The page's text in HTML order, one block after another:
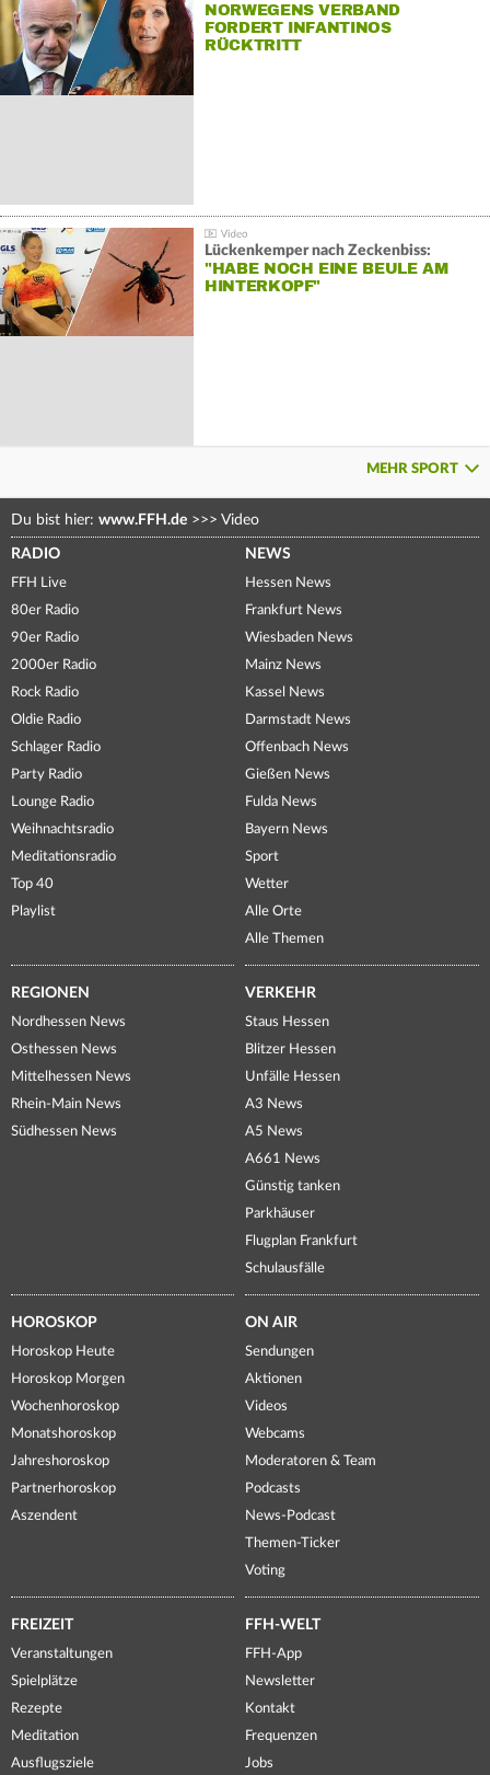
NORWEGENS VERBAND
FORDERT INFANTINOS
RÜCKTRITT
Lückenkemper nach Zeckenbiss:
"HABE NOCH EINE BEULE AM
HINTERKOPF"
MEHR SPORT
Du bist hier: www.FFH.de >>> Video
RADIO
FFH Live
80er Radio
90er Radio
2000er Radio
Rock Radio
Oldie Radio
Schlager Radio
Party Radio
Lounge Radio
Weihnachtsradio
Meditationsradio
Top 40
Playlist
NEWS
Hessen News
Frankfurt News
Wiesbaden News
Mainz News
Kassel News
Darmstadt News
Offenbach News
Gießen News
Fulda News
Bayern News
Sport
Wetter
Alle Orte
Alle Themen
REGIONEN
Nordhessen News
Osthessen News
Mittelhessen News
Rhein-Main News
Südhessen News
VERKEHR
Staus Hessen
Blitzer Hessen
Unfälle Hessen
A3 News
A5 News
A661 News
Günstig tanken
Parkhäuser
Flugplan Frankfurt
Schulausfälle
HOROSKOP
Horoskop Heute
Horoskop Morgen
Wochenhoroskop
Monatshoroskop
Jahreshoroskop
Partnerhoroskop
Aszendent
ON AIR
Sendungen
Aktionen
Videos
Webcams
Moderatoren & Team
Podcasts
News-Podcast
Themen-Ticker
Voting
FREIZEIT
Veranstaltungen
Spielplätze
Rezepte
Meditation
Ausflugsziele
FFH-WELT
FFH-App
Newsletter
Kontakt
Frequenzen
Jobs